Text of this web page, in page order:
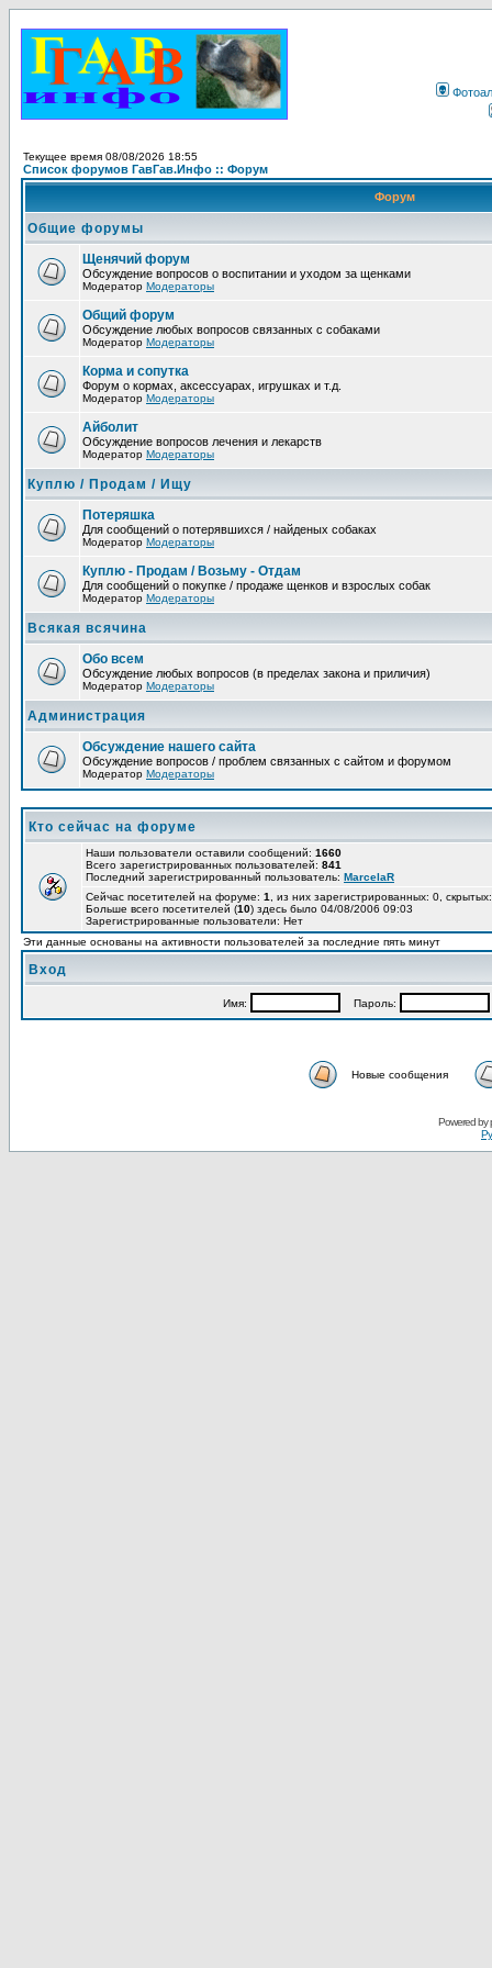
Текущее время 08/08/2026 18:55
Список форумов ГавГав.Инфо :: Форум
Форум
Общие форумы
Щенячий форум
Обсуждение вопросов о воспитании и уходом за щенками
Модератор Модераторы
Общий форум
Обсуждение любых вопросов связанных с собаками
Модератор Модераторы
Корма и сопутка
Форум о кормах, аксессуарах, игрушках и т.д.
Модератор Модераторы
Айболит
Обсуждение вопросов лечения и лекарств
Модератор Модераторы
Куплю / Продам / Ищу
Потеряшка
Для сообщений о потерявшихся / найденых собаках
Модератор Модераторы
Куплю - Продам / Возьму - Отдам
Для сообщений о покупке / продаже щенков и взрослых собак
Модератор Модераторы
Всякая всячина
Обо всем
Обсуждение любых вопросов (в пределах закона и приличия)
Модератор Модераторы
Администрация
Обсуждение нашего сайта
Обсуждение вопросов / проблем связанных с сайтом и форумом
Модератор Модераторы
Кто сейчас на форуме
Наши пользователи оставили сообщений: 1660
Всего зарегистрированных пользователей: 841
Последний зарегистрированный пользователь: MarcelaR
Сейчас посетителей на форуме: 1
, из них зарегистрированных: 0,
Больше всего посетителей (10) здесь было 04/08/2006 09:03
Зарегистрированные пользователи: Нет
Эти данные основаны на активности пользователей за последние пять минут
Вход
Имя: Пароль:
Новые сообщения
Powered by